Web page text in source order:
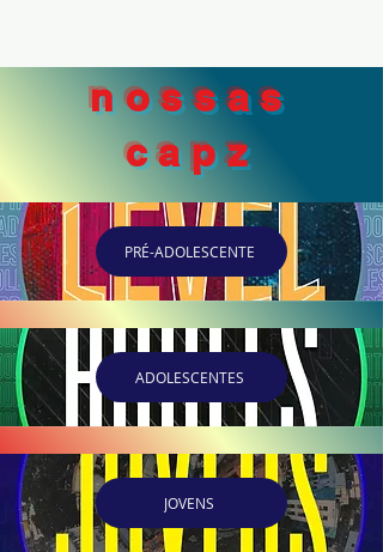
nossas
capz
PRÉ-ADOLESCENTE
ADOLESCENTES
JOVENS